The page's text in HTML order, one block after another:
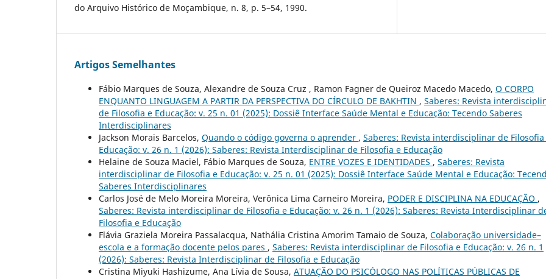
do Arquivo Histórico de Moçambique, n. 8, p. 5–54, 1990.
Artigos Semelhantes
Fábio Marques de Souza, Alexandre de Souza Cruz , Ramon Fagner de Queiroz Macedo Macedo, O CORPO
ENQUANTO LINGUAGEM A PARTIR DA PERSPECTIVA DO CÍRCULO DE BAKHTIN , Saberes: Revista
de Filosofia e Educação: v. 25 n. 01 (2025): Dossiê Interface Saúde Mental e Educação: Tecendo Saberes
Interdisciplinares
Jackson Morais Barcelos, Quando o código governa o aprender , Saberes: Revista interdisciplinar de Filosofia
Educação: v. 26 n. 1 (2026): Saberes: Revista Interdisciplinar de Filosofia e Educação
Helaine de Souza Maciel, Fábio Marques de Souza, ENTRE VOZES E IDENTIDADES , Saberes: Revista
interdisciplinar de Filosofia e Educação: v. 25 n. 01 (2025): Dossiê Interface Saúde Mental e Educação:
Saberes Interdisciplinares
Carlos José de Melo Moreira Moreira, Verônica Lima Carneiro Moreira, PODER E DISCIPLINA NA EDUCAÇÃO ,
Saberes: Revista interdisciplinar de Filosofia e Educação: v. 26 n. 1 (2026): Saberes: Revista Interdisciplinar
Filosofia e Educação
Flávia Graziela Moreira Passalacqua, Nathália Cristina Amorim Tamaio de Souza, Colaboração universidade–
escola e a formação docente pelos pares , Saberes: Revista interdisciplinar de Filosofia e Educação: v. 26 n. 1
(2026): Saberes: Revista Interdisciplinar de Filosofia e Educação
Cristina Miyuki Hashizume, Ana Lívia de Sousa, ATUAÇÃO DO PSICÓLOGO NAS POLÍTICAS PÚBLICAS DE